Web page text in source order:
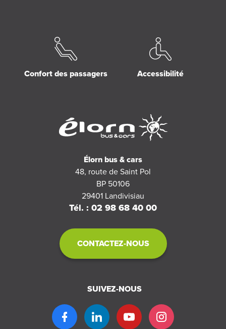
Confort des passagers Accessibilité
Élorn bus & cars
48, route de Saint Pol
BP 50106
29401 Landivisiau
Tél. : 02 98 68 40 00
CONTACTEZ-NOUS
SUIVEZ-NOUS